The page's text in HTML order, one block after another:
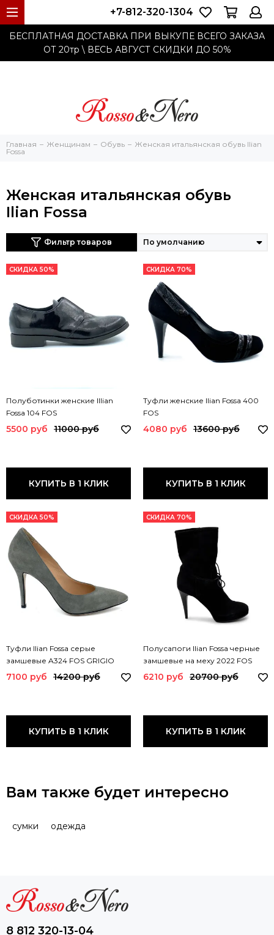
БЕСПЛАТНАЯ ДОСТАВКА ПРИ ВЫКУПЕ ВСЕГО ЗАКАЗА
ОТ 20тр \ ВЕСЬ АВГУСТ СКИДКИ ДО 50%
+7-812-320-1304
Главная Женщинам Обувь
Женская итальянская обувь Ilian
Fossa
Женская итальянская обувь
Ilian Fossa
Фильтр товаров
СКИДКА 50%
Полуботинки женские Illian
Fossa 104 FOS
5500 руб 11000 руб
КУПИТЬ В 1 КЛИК
СКИДКА 70%
Туфли женские Ilian Fossa 400
FOS
4080 руб 13600 руб
КУПИТЬ В 1 КЛИК
СКИДКА 50%
Туфли Ilian Fossa серые
замшевые A324 FOS GRIGIO
7100 руб 14200 руб
КУПИТЬ В 1 КЛИК
СКИДКА 70%
Полусапоги Ilian Fossa черные
замшевые на меху 2022 FOS
6210 руб 20700 руб
КУПИТЬ В 1 КЛИК
Вам также будет интересно
cумки одежда
8 812 320-13-04